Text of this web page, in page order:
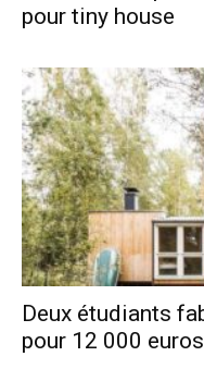
pour tiny house
Deux étudiants
pour 12 000 euros